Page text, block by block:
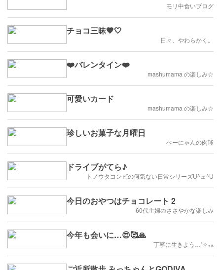
モリ中食いブログ
チョコ三昧🤎🤍
日々、やわらかく。
❤️バレンタイン❤️
mashumama の楽しみ☆
可愛いカード
mashumama の楽しみ☆
珍しいお菓子な月曜日
べーにゃんの肉球
ドライブがてら♪
トノウタコンビの何気ない日常シリーズU^ェ^U
今日のおやつはチョコレート 2
60代主婦のささやかな楽しみ
今年も会いに…😍🥰🙏
丁寧に生きよう…˚✧₊⁎